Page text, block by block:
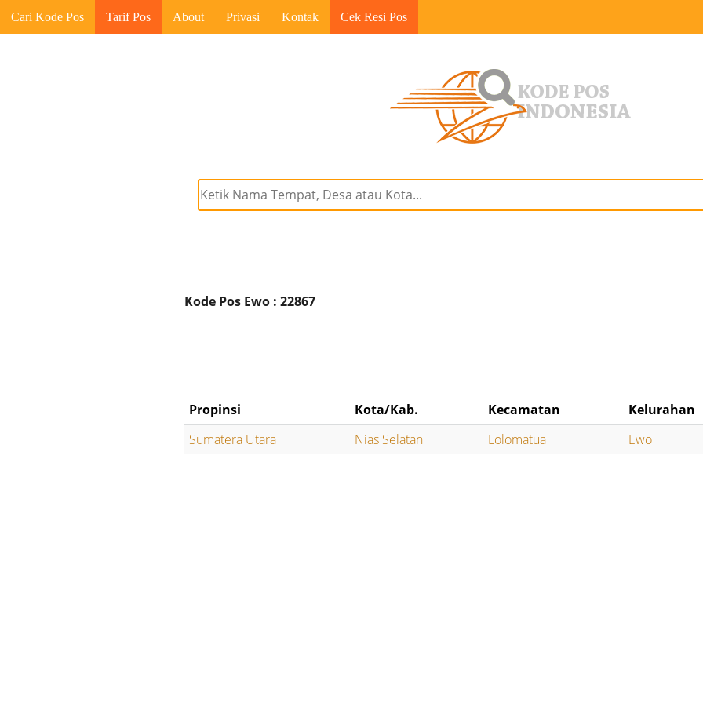
Cari Kode Pos Tarif Pos About Privasi Kontak Cek Resi Pos
Kode Pos Ewo : 22867
Propinsi Kota/Kab. Kecamatan
Kelurahan
Sumatera Utara
Nias Selatan Lolomatua Ewo